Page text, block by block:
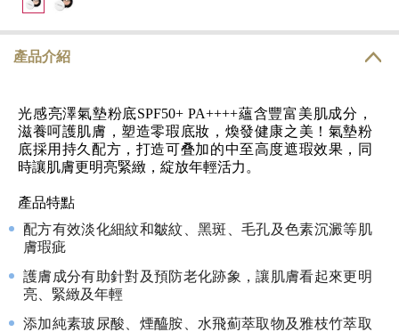
產品介紹
光感亮澤氣墊粉底SPF50+ PA++++蘊含豐富美肌成分，
滋養呵護肌膚，塑造零瑕底妝，煥發健康之美！氣墊粉
底採用持久配方，打造可叠加的中至高度遮瑕效果，同
時讓肌膚更明亮緊緻，綻放年輕活力。
產品特點
配方有效淡化細紋和皺紋、黑斑、毛孔及色素沉澱等肌
膚瑕疵
護膚成分有助針對及預防老化跡象，讓肌膚看起來更明
亮、緊緻及年輕
添加純素玻尿酸、煙醯胺、水飛薊萃取物及雅枝竹萃取